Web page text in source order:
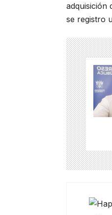
adquisición
se registro